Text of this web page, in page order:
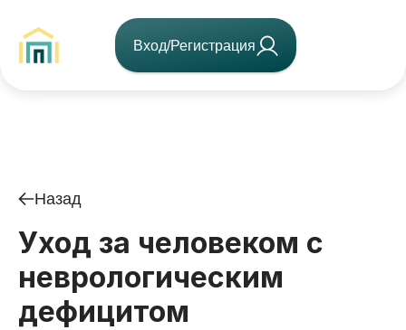
Вход/Регистрация
Назад
Уход за человеком с
неврологическим
дефицитом